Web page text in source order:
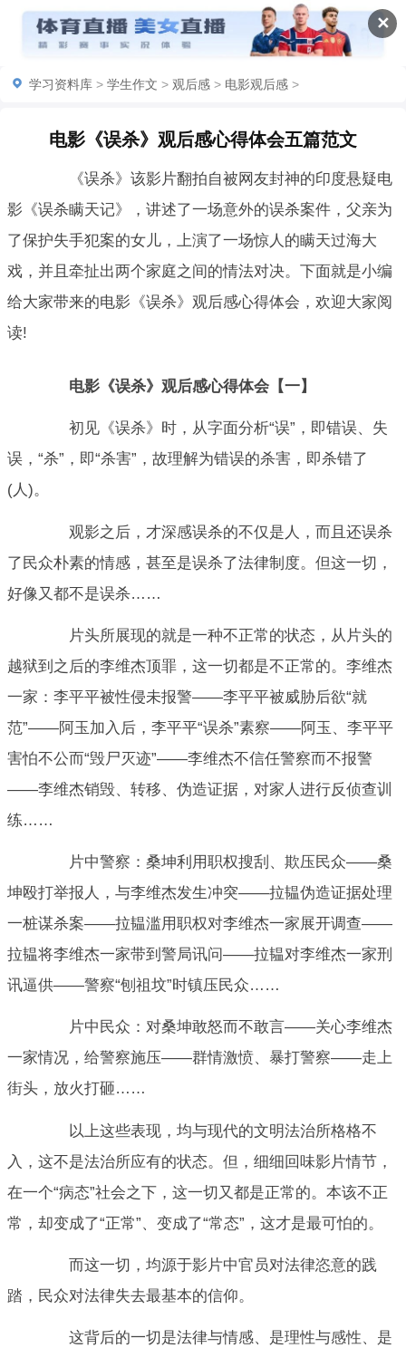
✕
学习资料库 > 学生作文 > 观后感 > 电影观后感 >
电影《误杀》观后感心得体会五篇范文
《误杀》该影片翻拍自被网友封神的印度悬疑电
影《误杀瞒天记》，讲述了一场意外的误杀案件，父亲为
了保护失手犯案的女儿，上演了一场惊人的瞒天过海大
戏，并且牵扯出两个家庭之间的情法对决。下面就是小编
给大家带来的电影《误杀》观后感心得体会，欢迎大家阅
读!
电影《误杀》观后感心得体会【一】
初见《误杀》时，从字面分析“误”，即错误、失
误，“杀”，即“杀害”，故理解为错误的杀害，即杀错了
(人)。
观影之后，才深感误杀的不仅是人，而且还误杀
了民众朴素的情感，甚至是误杀了法律制度。但这一切，
好像又都不是误杀……
片头所展现的就是一种不正常的状态，从片头的
越狱到之后的李维杰顶罪，这一切都是不正常的。李维杰
一家：李平平被性侵未报警——李平平被威胁后欲“就
范”——阿玉加入后，李平平“误杀”素察——阿玉、李平平
害怕不公而“毁尸灭迹”——李维杰不信任警察而不报警
——李维杰销毁、转移、伪造证据，对家人进行反侦查训
练……
片中警察：桑坤利用职权搜刮、欺压民众——桑
坤殴打举报人，与李维杰发生冲突——拉韫伪造证据处理
一桩谋杀案——拉韫滥用职权对李维杰一家展开调查——
拉韫将李维杰一家带到警局讯问——拉韫对李维杰一家刑
讯逼供——警察“刨祖坟”时镇压民众……
片中民众：对桑坤敢怒而不敢言——关心李维杰
一家情况，给警察施压——群情激愤、暴打警察——走上
街头，放火打砸……
以上这些表现，均与现代的文明法治所格格不
入，这不是法治所应有的状态。但，细细回味影片情节，
在一个“病态”社会之下，这一切又都是正常的。本该不正
常，却变成了“正常”、变成了“常态”，这才是最可怕的。
而这一切，均源于影片中官员对法律恣意的践
踏，民众对法律失去最基本的信仰。
这背后的一切是法律与情感、是理性与感性、是